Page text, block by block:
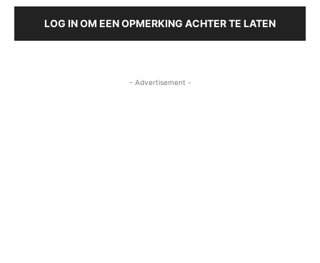
LOG IN OM EEN OPMERKING ACHTER TE LATEN
- Advertisement -